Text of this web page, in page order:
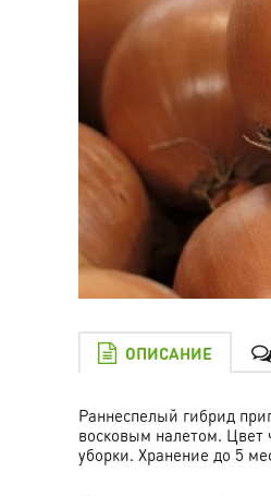
ОПИСАНИЕ
Раннеспелый гибрид
восковым налетом.
уборки. Хранение до 5